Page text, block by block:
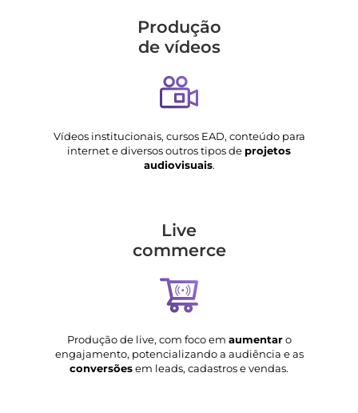
Produção
de vídeos
Vídeos institucionais, cursos EAD, conteúdo para
internet e diversos outros tipos de projetos
audiovisuais.
Live
commerce
Produção de live, com foco em aumentaro
engajamento, potencializando a audiência e as
conversõesem leads, cadastros e vendas.